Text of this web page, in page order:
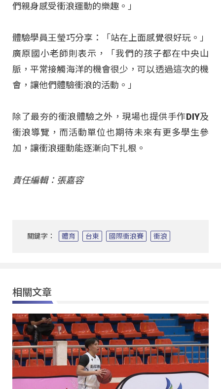
們親身感受衝浪運動的樂趣。」
體驗學員王瑩巧分享：「站在上面感覺很好玩。」
廣原國小老師則表示，「我們的孩子都在中央山
脈，平常接觸海洋的機會很少，可以透過這次的機
會，讓他們體驗衝浪的活動。」
除了最夯的衝浪體驗之外，現場也提供手作DIY及
衝浪導覽，而活動單位也期待未來有更多學生參
加，讓衝浪運動能逐漸向下扎根。
責任編輯：張嘉容
關鍵字： 體育 台東 國際衝浪賽 衝浪
相關文章